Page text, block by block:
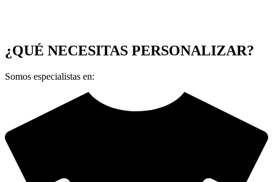
¿QUÉ NECESITAS PERSONALIZAR?
Somos especialistas en: